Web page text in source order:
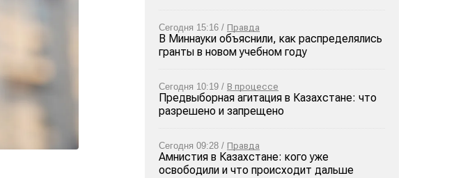
Сегодня 15:16 / Правда
В Миннауки объяснили, как распределялись
гранты в новом учебном году
Сегодня 10:19 / В процессе
Предвыборная агитация в Казахстане: что
разрешено и запрещено
Сегодня 09:28 / Правда
Амнистия в Казахстане: кого уже
освободили и что происходит дальше